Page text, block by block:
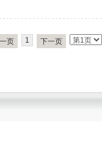
页 1 下一页